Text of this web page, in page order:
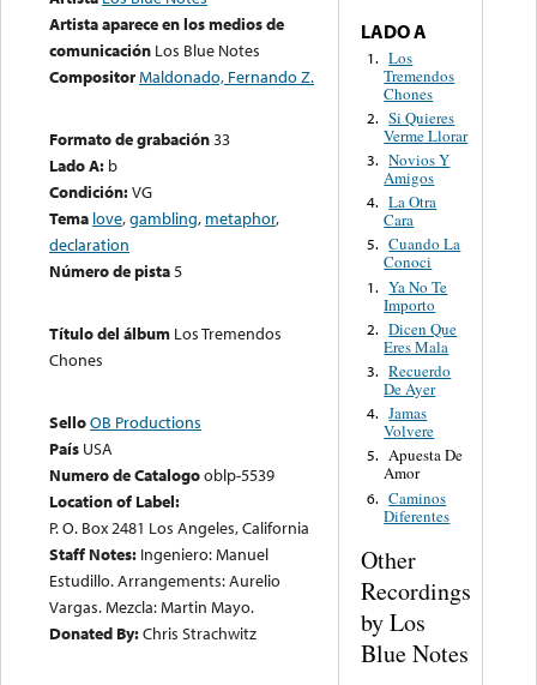
Artista aparece en los medios de
comunicación Los Blue Notes
CompositorMaldonado, Fernando Z.
Formato de grabación33
Lado A: b
Condición:VG
Tema love,gambling, metaphor,
declaration
Número de pista5
Título del álbum Los Tremendos
Chones
SelloOB Productions
País USA
Numero de Catalogooblp-5539
Location of Label:
P. O. Box 2481 Los Angeles, California
Staff Notes: Ingeniero: Manuel
Estudillo. Arrangements: Aurelio
Vargas. Mezcla: Martin Mayo.
Donated By:Chris Strachwitz
LADO A
1. Los
Tremendos
Chones
2. Si Quieres
Verme Llorar
3. Novios Y
Amigos
4. La Otra
Cara
5. Cuando La
Conoci
1. Ya No Te
Importo
2. Dicen Que
Eres Mala
3. Recuerdo
De Ayer
4. Jamas
Volvere
5. Apuesta De
Amor
6. Caminos
Diferentes
Other
Recordings
by Los
Blue Notes